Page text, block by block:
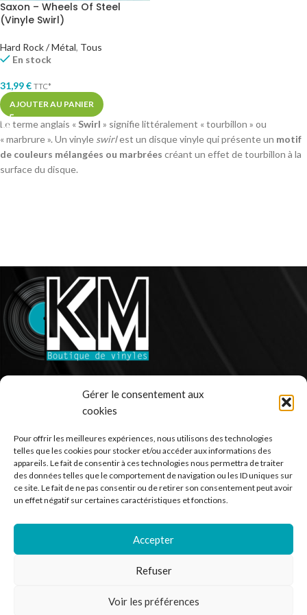
Gérer le consentement aux
cookies
Pour offrir les meilleures expériences, nous utilisons des technologies
telles que les cookies pour stocker et/ou accéder aux informations des
appareils. Le fait de consentir à ces technologies nous permettra de traiter
des données telles que le comportement de navigation ou les ID uniques sur
ce site. Le fait de ne pas consentir ou de retirer son consentement peut avoir
un effet négatif sur certaines caractéristiques et fonctions.
Accepter
Refuser
Voir les préférences
Saxon – Wheels Of Steel
(Vinyle Swirl)
Hard Rock / Métal, Tous
En stock
31,99€ TTC*
AJOUTER AU PANIER
Le terme anglais « Swirl » signifie littéralement « tourbillon » ou
« marbrure ». Un vinyle swirlest un disque vinyle qui présente un motif
de couleurs mélangées ou marbrées créant un effet de tourbillon à la
surface du disque.
Ventes de vinyle en ligne - 33 et 45 tours.
*TVA non applicable – article 293 B du CGI
RECHERCHER DES PRODUITS